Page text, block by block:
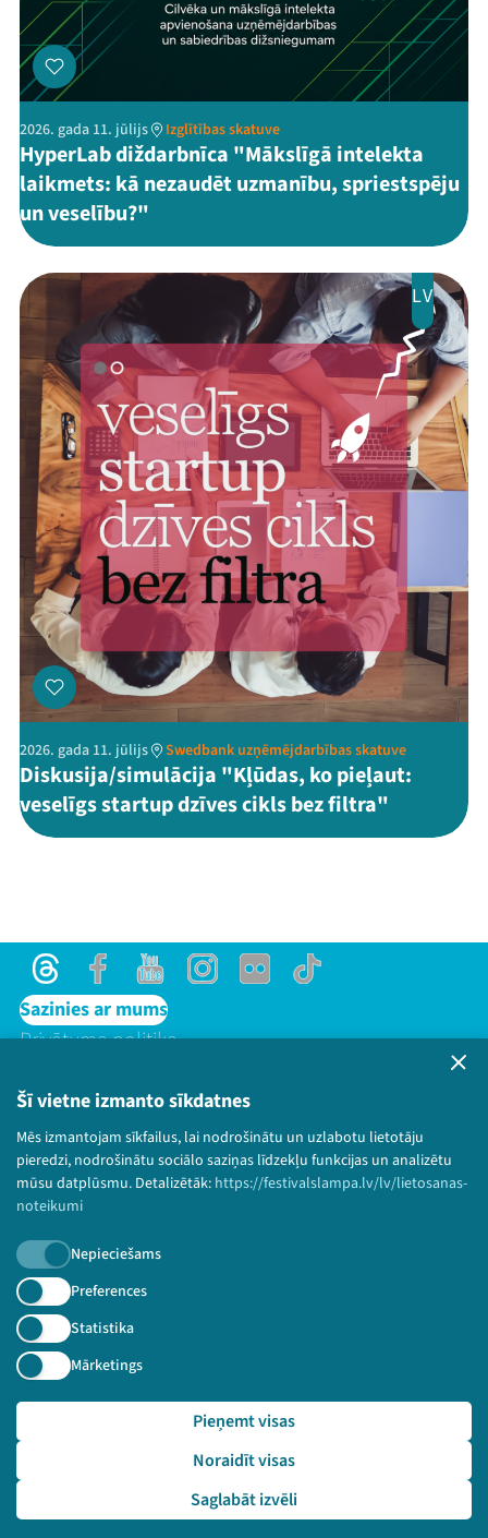
Šī vietne izmanto sīkdatnes
Mēs izmantojam sīkfailus, lai nodrošinātu un uzlabotu lietotāju
pieredzi, nodrošinātu sociālo saziņas līdzekļu funkcijas un analizētu
mūsu datplūsmu. Detalizētāk: https://festivalslampa.lv/lv/lietosanas-
noteikumi
Nepieciešams
Preferences
Statistika
Mārketings
Saglabāt izvēli
Noraidīt visas
Pieņemt visas
2026. gada 11. jūlijs Izglītības skatuve
HyperLab diždarbnīca "Mākslīgā intelekta
laikmets: kā nezaudēt uzmanību, spriestspēju
un veselību?"
LV
2026. gada 11. jūlijs Swedbank uzņēmējdarbības skatuve
Diskusija/simulācija "Kļūdas, ko pieļaut:
veselīgs startup dzīves cikls bez filtra"
ThreadsFacebookYoutubeInstagram
Flick TikTok
Sazinies ar mums
Privātuma politika
Bērnu aizsardzības politika
© 2026 Sarunu festivāls LAMPA Visas tiesības
paturētas.
Piesakies jaunumiem!
Nepalaid garām aktuālāko informāciju!
🔗 https://festivalslampa.lv/lv/video-arhivs/462?spe
aker=EEA%20and%20Norway%20Grants&speaker_id=685